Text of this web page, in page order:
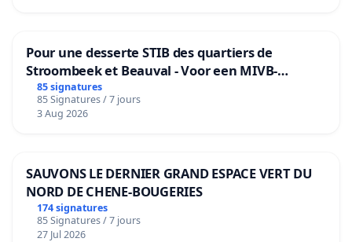
Pour une desserte STIB des quartiers de
Stroombeek et Beauval - Voor een MIVB-
bediening van de wijken Strombeek en Het
Voor
85 signatures
85 Signatures / 7 jours
3 Aug 2026
SAUVONS LE DERNIER GRAND ESPACE VERT DU
NORD DE CHENE-BOUGERIES
174 signatures
85 Signatures / 7 jours
27 Jul 2026